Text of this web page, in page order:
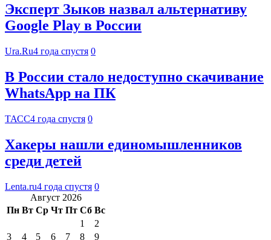
Эксперт Зыков назвал альтернативу
Google Play в России
Ura.Ru4 года спустя 0
В России стало недоступно скачивание
WhatsApp на ПК
ТАСС4 года спустя 0
Хакеры нашли единомышленников
среди детей
Lenta.ru4 года спустя 0
Август 2026
Пн Вт Ср Чт Пт Сб Вс
1
2
3
4 5 6 7 8
9